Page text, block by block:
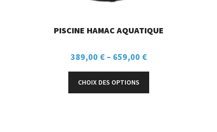
PISCINE HAMAC AQUATIQUE
389,00 €– 659,00 €
CHOIX DES OPTIONS